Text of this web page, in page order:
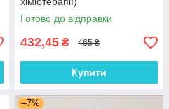
Готово до відправки
432,45 ₴ 465 ₴
Купити
–7%